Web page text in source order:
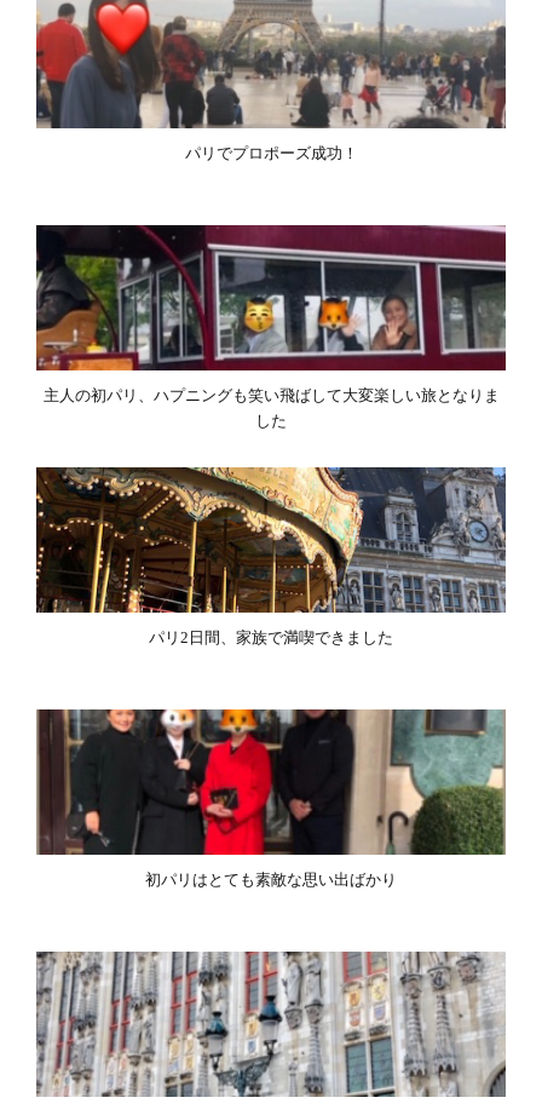
パリでプロポーズ成功！
主人の初パリ、ハプニングも笑い飛ばして大変楽しい旅となりま
した
パリ2日間、家族で満喫できました
初パリはとても素敵な思い出ばかり